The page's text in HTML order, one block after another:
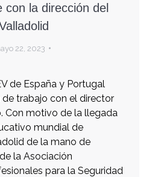
con la dirección del
22, 2023
de España y Portugal
trabajo con el director
Con motivo de la llegada
mundial de
de la mano de
la Asociación
para la Seguridad